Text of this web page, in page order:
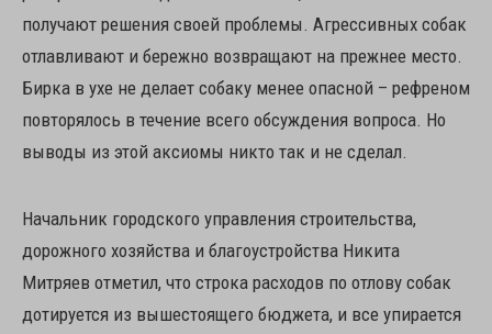
получают решения своей проблемы. Агрессивных собак
отлавливают и бережно возвращают на прежнее место.
Бирка в ухе не делает собаку менее опасной – рефреном
повторялось в течение всего обсуждения вопроса. Но
выводы из этой аксиомы никто так и не сделал.
Начальник городского управления строительства,
дорожного хозяйства и благоустройства Никита
Митряев отметил, что строка расходов по отлову собак
дотируется из вышестоящего бюджета, и все упирается